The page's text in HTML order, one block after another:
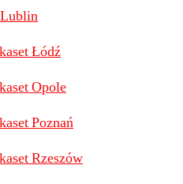
Łódź
Opole
Poznań
Rzeszów